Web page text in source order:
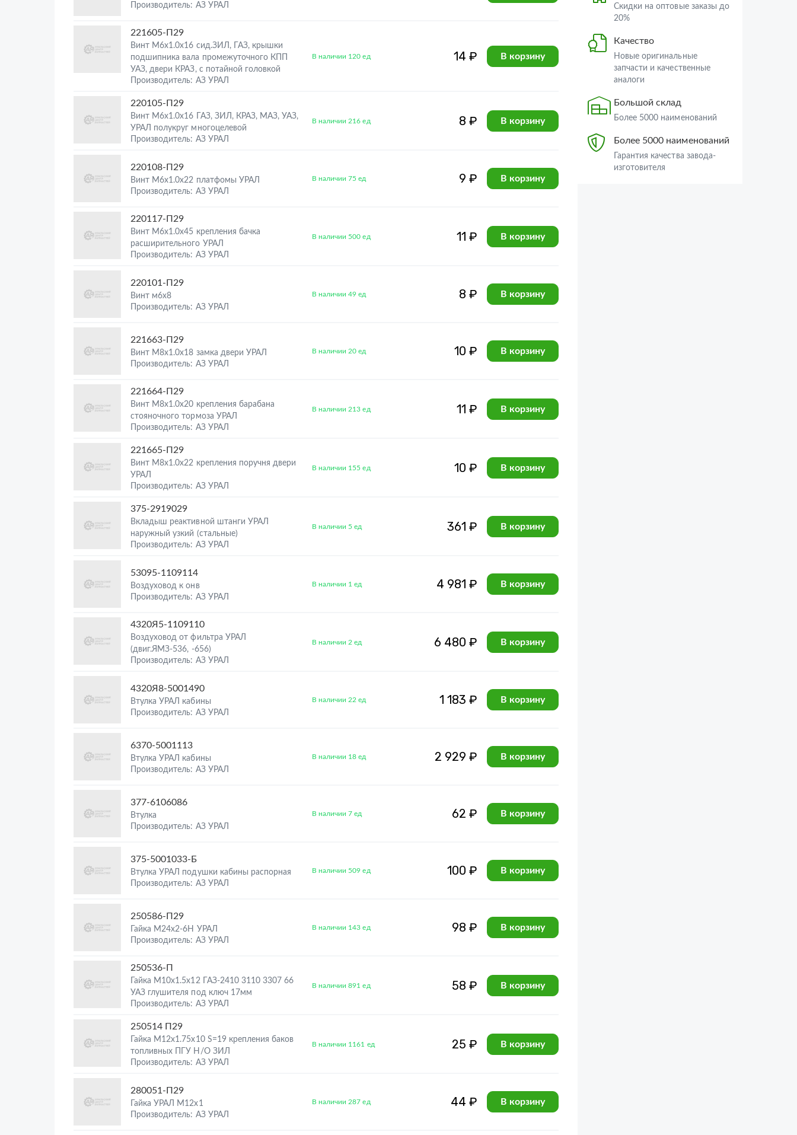
Производитель: АЗ УРАЛ
221605-П29
Винт М6х1.0х16 сид.ЗИЛ, ГАЗ, крышки
подшипника вала промежуточного КПП
УАЗ, двери КРАЗ, с потайной головкой
Производитель: АЗ УРАЛ
В наличии 120 ед 14 ₽ В корзину
220105-П29
Винт М6х1.0х16 ГАЗ, ЗИЛ, КРАЗ, МАЗ, УАЗ,
УРАЛ полукруг многоцелевой
Производитель: АЗ УРАЛ
В наличии 216 ед 8 ₽ В корзину
220108-П29
Винт М6х1.0х22 платфомы УРАЛ
Производитель: АЗ УРАЛ
В наличии 75 ед 9 ₽ В корзину
220117-П29
Винт М6х1.0х45 крепления бачка
расширительного УРАЛ
Производитель: АЗ УРАЛ
В наличии 500 ед 11 ₽ В корзину
220101-П29
Винт м6х8
Производитель: АЗ УРАЛ
В наличии 49 ед 8 ₽ В корзину
221663-П29
Винт М8х1.0х18 замка двери УРАЛ
Производитель: АЗ УРАЛ
В наличии 20 ед 10 ₽ В корзину
221664-П29
Винт М8х1.0х20 крепления барабана
стояночного тормоза УРАЛ
Производитель: АЗ УРАЛ
В наличии 213 ед 11 ₽ В корзину
221665-П29
Винт М8х1.0х22 крепления поручня двери
УРАЛ
Производитель: АЗ УРАЛ
В наличии 155 ед 10 ₽ В корзину
375-2919029
Вкладыш реактивной штанги УРАЛ
наружный узкий (стальные)
Производитель: АЗ УРАЛ
В наличии 5 ед 361 ₽ В корзину
53095-1109114
Воздуховод к онв
Производитель: АЗ УРАЛ
В наличии 1 ед 4 981 ₽ В корзину
4320Я5-1109110
Воздуховод от фильтра УРАЛ
(двиг.ЯМЗ-536, -656)
Производитель: АЗ УРАЛ
В наличии 2 ед 6 480 ₽ В корзину
4320Я8-5001490
Втулка УРАЛ кабины
Производитель: АЗ УРАЛ
В наличии 22 ед 1 183 ₽ В корзину
6370-5001113
Втулка УРАЛ кабины
Производитель: АЗ УРАЛ
В наличии 18 ед 2 929 ₽ В корзину
377-6106086
Втулка
Производитель: АЗ УРАЛ
В наличии 7 ед 62 ₽ В корзину
375-5001033-Б
Втулка УРАЛ подушки кабины распорная
Производитель: АЗ УРАЛ
В наличии 509 ед 100 ₽ В корзину
250586-П29
Гайка М24х2-6Н УРАЛ
Производитель: АЗ УРАЛ
В наличии 143 ед 98 ₽ В корзину
250536-П
Гайка М10х1.5х12 ГАЗ-2410 3110 3307 66
УАЗ глушителя под ключ 17мм
Производитель: АЗ УРАЛ
В наличии 891 ед 58 ₽ В корзину
250514 П29
Гайка М12х1.75х10 S=19 крепления баков
топливных ПГУ Н/О ЗИЛ
Производитель: АЗ УРАЛ
В наличии 1161 ед 25 ₽ В корзину
280051-П29
Гайка УРАЛ М12х1
Производитель: АЗ УРАЛ
В наличии 287 ед 44 ₽ В корзину
DIFA
ПАО Автодизель
ПАО КАМАЗ
УРАЛ-55571-30
УРАЛ-5557-31
УРАЛ-55571-40
УРАЛ-4320-61
УРАЛ-43204-1111-70
УРАЛ-43204-1153-70
УРАЛ-4320-1958-70И
Качество
запчасти и качественные
аналоги
Большой склад
изготовителя